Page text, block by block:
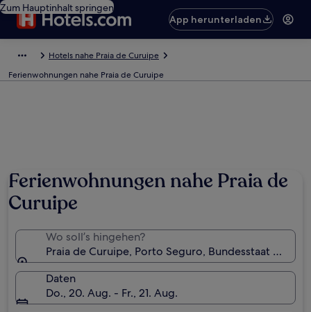
Zum Hauptinhalt springen
App herunterladen
Hotels nahe Praia de Curuipe
Ferienwohnungen nahe Praia de Curuipe
Ferienwohnungen nahe Praia de
Curuipe
Wo soll’s hingehen?
Praia de Curuipe, Porto Seguro, Bundesstaat Bahia,
Daten
Do., 20. Aug. - Fr., 21. Aug.